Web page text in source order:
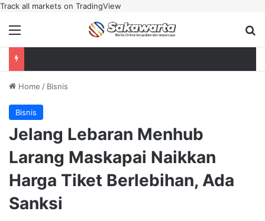
Track all markets on TradingView
Menu
Home / Bisnis
Bisnis
Jelang Lebaran Menhub
Larang Maskapai Naikkan
Harga Tiket Berlebihan, Ada
Sanksi